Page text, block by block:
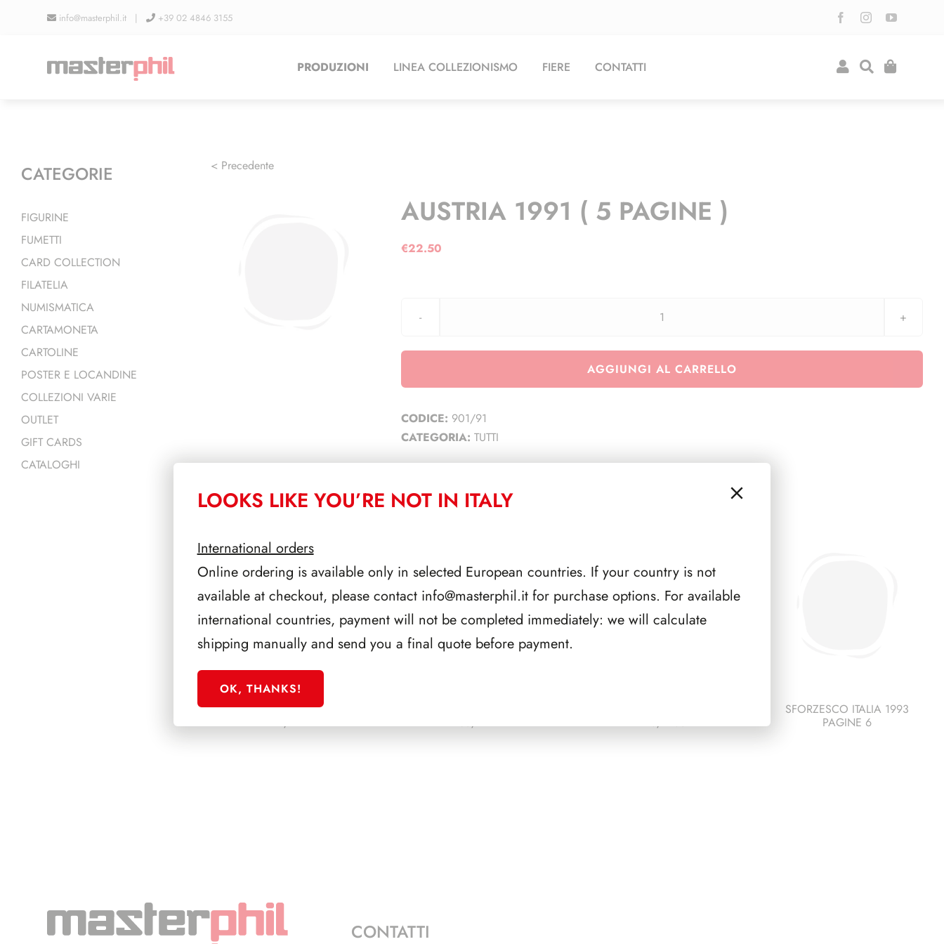
info@masterphil.it | +39 02 4846 3155
PRODUZIONI LINEA COLLEZIONISMO FIERE CONTATTI
< Precedente
AUSTRIA 1991 ( 5 PAGINE )
€22.50
AUSTRIA
(
AGGIUNGI AL CARRELLO
CODICE: 901/91
CATEGORIA: TUTTI
PRODOTTI CORRELATI
PRESIDENZA SCALFARO
1992/1999
1965/1971
1978/1985
SFORZESCO ITALIA 1993
PAGINE 6
CATEGORIE
FIGURINE
FUMETTI
CARD COLLECTION
FILATELIA
NUMISMATICA
CARTAMONETA
CARTOLINE
POSTER E LOCANDINE
COLLEZIONI VARIE
OUTLET
GIFT CARDS
CATALOGHI
CONTATTI
LOOKS LIKE YOU’RE NOT IN ITALY
International orders
Online ordering is available only in selected European countries. If your country is not
available at checkout, please contact info@masterphil.itfor purchase options. For available
international countries, payment will not be completed immediately: we will calculate
shipping manually and send you a final quote before payment.
OK, THANKS!